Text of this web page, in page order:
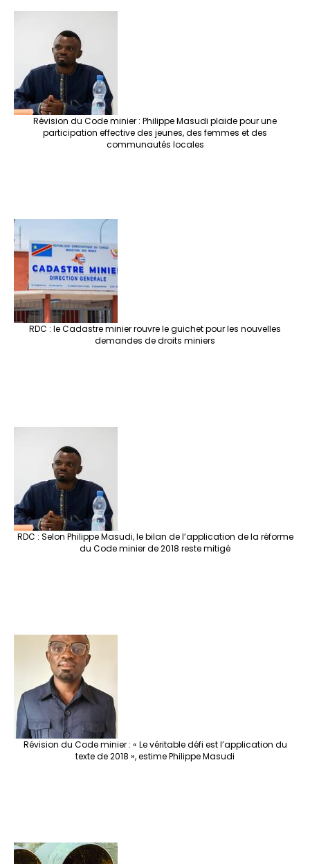
Révision du Code minier : Philippe Masudi plaide pour une
participation effective des jeunes, des femmes et des
communautés locales
RDC : le Cadastre minier rouvre le guichet pour les nouvelles
demandes de droits miniers
RDC : Selon Philippe Masudi, le bilan de l’application de la réforme
du Code minier de 2018 reste mitigé
Révision du Code minier : « Le véritable défi est l’application du
texte de 2018 », estime Philippe Masudi